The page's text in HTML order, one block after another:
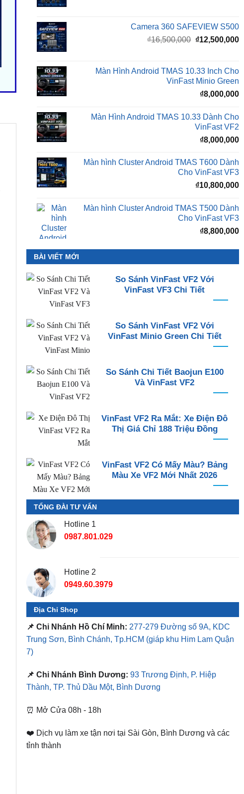
Camera 360 SAFEVIEW S500
₫16,500,000 Giá
₫16,500,000.
₫12,500,000
Màn Hình Android TMAS 10.33 Inch Cho
VinFast Minio Green
₫8,000,000
Màn Hình Android TMAS 10.33 Dành Cho
VinFast VF2
₫8,000,000
Màn hình Cluster Android TMAS T600 Dành
Cho VinFast VF3
₫10,800,000
Màn hình Cluster Android TMAS T500 Dành
Cho VinFast VF3
₫8,800,000
BÀI VIẾT MỚI
So Sánh VinFast VF2 Với
VinFast VF3 Chi Tiết
So Sánh VinFast VF2 Với
VinFast Minio Green Chi Tiết
So Sánh Chi Tiết Baojun E100
Và VinFast VF2
VinFast VF2 Ra Mắt: Xe Điện Đô
Thị Giá Chỉ 188 Triệu Đồng
VinFast VF2 Có Mấy Màu? Bảng
Màu Xe VF2 Mới Nhất 2026
TỔNG ĐÀI TƯ VẤN
Hotline 1
0987.801.029
Hotline 2
0949.60.3979
Địa Chỉ Shop
📌 Chi Nhánh Hồ Chí Minh: 277-279 Đường số 9A, KDC
Trung Sơn, Bình Chánh, Tp.HCM (giáp khu Him Lam Quận
7)
📌 Chi Nhánh Bình Dương: 93 Trương Định, P. Hiệp
Thành, TP. Thủ Dầu Một, Bình Dương
⏰ Mở Cửa 08h - 18h
❤️ Dịch vụ làm xe tận nơi tại Sài Gòn, Bình Dương và các
tỉnh thành